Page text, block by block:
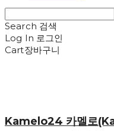
Search 검색
Log In 로그인
Cart장바구니
Kamelo24 카멜로